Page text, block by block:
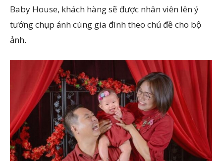
Baby House, khách hàng sẽ được nhân viên lên ý
tưởng chụp ảnh cùng gia đình theo chủ đề cho bộ
ảnh.